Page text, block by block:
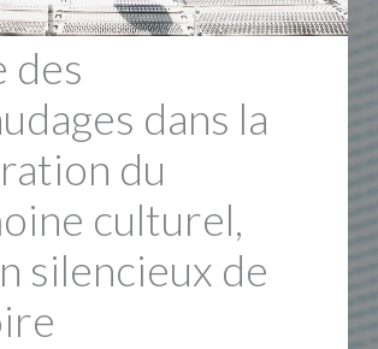
des
dans la
du
culturel,
silencieux de